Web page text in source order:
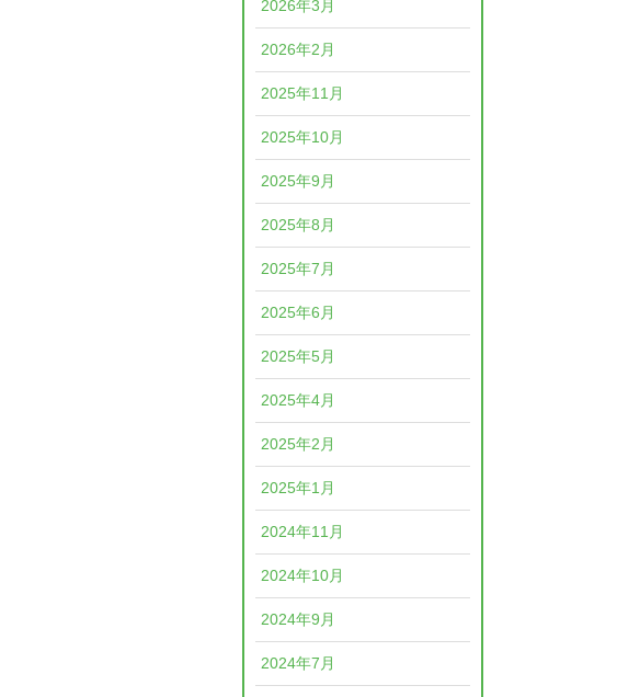
2026年3月
2026年2月
2025年11月
2025年10月
2025年9月
2025年8月
2025年7月
2025年6月
2025年5月
2025年4月
2025年2月
2025年1月
2024年11月
2024年10月
2024年9月
2024年7月